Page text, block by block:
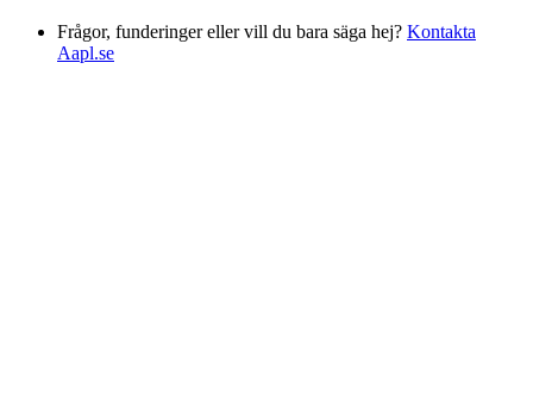
Frågor, funderinger eller vill du bara säga hej? Kontakta
Aapl.se